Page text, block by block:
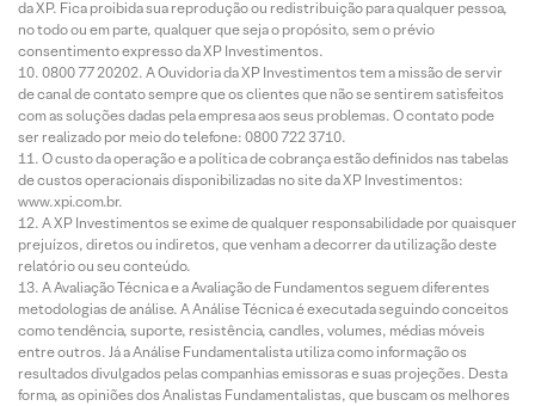
da XP. Fica proibida sua reprodução ou redistribuição para qualquer pessoa,
no todo ou em parte, qualquer que seja o propósito, sem o prévio
consentimento expresso da XP Investimentos.
0800 77 20202. A Ouvidoria da XP Investimentos tem a missão de servir
de canal de contato sempre que os clientes que não se sentirem satisfeitos
com as soluções dadas pela empresa aos seus problemas. O contato pode
ser realizado por meio do telefone: 0800 722 3710.
O custo da operação e a política de cobrança estão definidos nas tabelas
de custos operacionais disponibilizadas no site da XP Investimentos:
www.xpi.com.br.
A XP Investimentos se exime de qualquer responsabilidade por quaisquer
prejuízos, diretos ou indiretos, que venham a decorrer da utilização deste
relatório ou seu conteúdo.
A Avaliação Técnica e a Avaliação de Fundamentos seguem diferentes
metodologias de análise. A Análise Técnica é executada seguindo conceitos
como tendência, suporte, resistência, candles, volumes, médias móveis
entre outros. Já a Análise Fundamentalista utiliza como informação os
resultados divulgados pelas companhias emissoras e suas projeções. Desta
forma, as opiniões dos Analistas Fundamentalistas, que buscam os melhores